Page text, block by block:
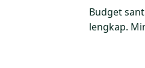
Budget
lengkap.